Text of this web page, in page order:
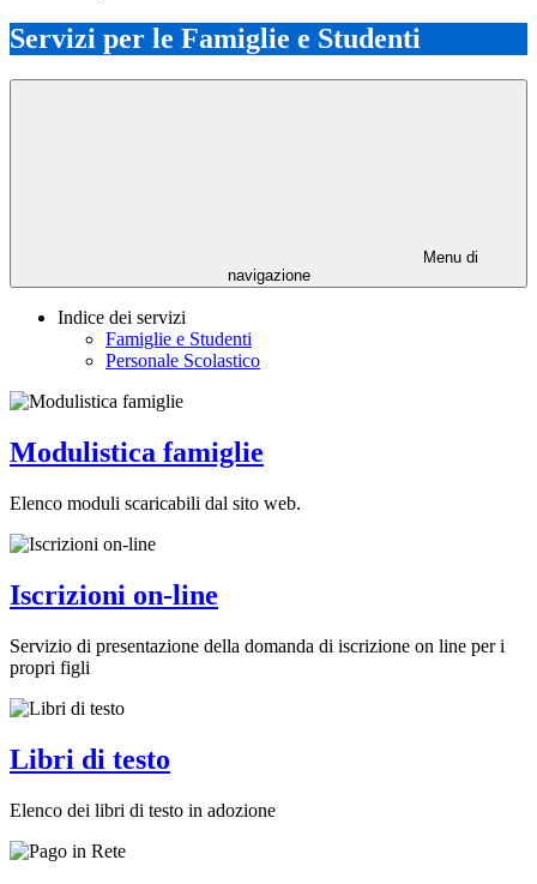
Servizi per le Famiglie e Studenti
Menu di
navigazione
Indice dei servizi
Famiglie e Studenti
Personale Scolastico
Modulistica famiglie
Elenco moduli scaricabili dal sito web.
Iscrizioni on-line
Servizio di presentazione della domanda di iscrizione on line per i
propri figli
Libri di testo
Elenco dei libri di testo in adozione